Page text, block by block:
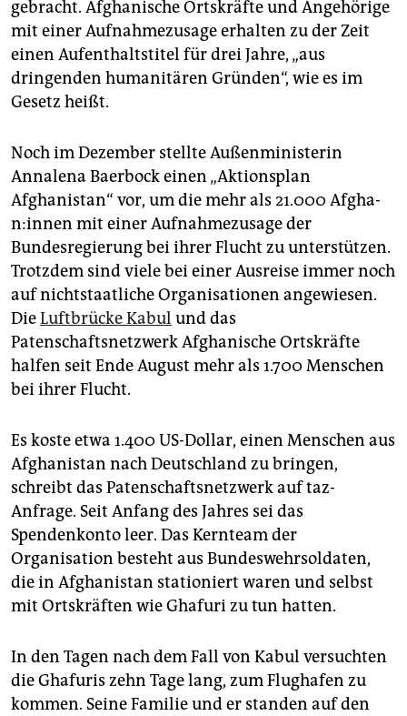
gebracht. Afghanische Ortskräfte und Angehörige
mit einer Aufnahmezusage erhalten zu der Zeit
einen Aufenthalts­titel für drei Jahre, „aus
dringenden humanitären Gründen“, wie es im
Gesetz heißt.
Noch im Dezember stellte Außenministerin
Annalena Baerbock einen „Aktionsplan
Afghanistan“ vor, um die mehr als 21.000 Af­gha­
n:in­nen mit einer Aufnahmezusage der
Bundesregierung bei ihrer Flucht zu unterstützen.
Trotzdem sind viele bei einer Ausreise immer noch
auf nichtstaatliche Organisationen angewiesen.
DieLuftbrücke Kabul und das
Patenschaftsnetzwerk Afghanische Ortskräfte
halfen seit Ende August mehr als 1.700 Menschen
bei ihrer Flucht.
Es koste etwa 1.400 US-Dollar, einen Menschen aus
Afghanistan nach Deutschland zu bringen,
schreibt das Patenschaftsnetzwerk auf taz-
Anfrage. Seit Anfang des Jahres sei das
Spendenkonto leer. Das Kernteam der
Organisation besteht aus Bundeswehrsoldaten,
die in Afghanistan stationiert waren und selbst
mit Ortskräften wie Ghafuri zu tun hatten.
In den Tagen nach dem Fall von Kabul versuchten
die Ghafuris zehn Tage lang, zum Flughafen zu
kommen. Seine Familie und er standen auf den